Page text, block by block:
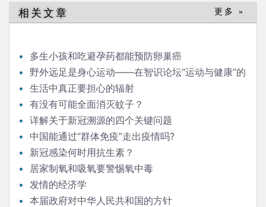
相关文章 更多 »
多生小孩和吃避孕药都能预防卵巢癌
野外远足是身心运动——在智识论坛“运动与健康”的
发言生活中真正要担心的辐射
有没有可能全面消灭蚊子？
详解关于新冠溯源的四个关键问题
中国能通过“群体免疫”走出疫情吗?
新冠感染何时用抗生素？
居家制氧和吸氧要警惕氧中毒
发情的经济学
本届政府对中华人民共和国的方针